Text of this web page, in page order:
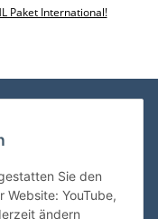
Paket International!
Sie den
Website: YouTube,
ändern